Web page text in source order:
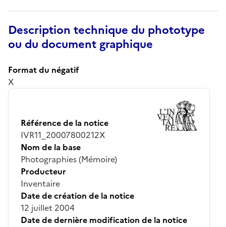
Description technique du phototype
ou du document graphique
Format du négatif
X
Référence de la notice
IVR11_20007800212X
Nom de la base
Photographies (Mémoire)
Producteur
Inventaire
Date de création de la notice
12 juillet 2004
Date de dernière modification de la notice